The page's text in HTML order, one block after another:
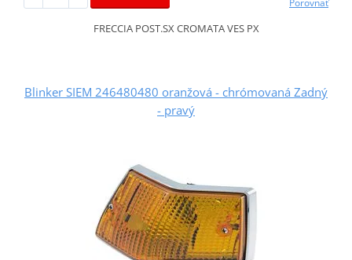
Porovnať
FRECCIA POST.SX CROMATA VES PX
Blinker SIEM 246480480 oranžová - chrómovaná Zadný
- pravý